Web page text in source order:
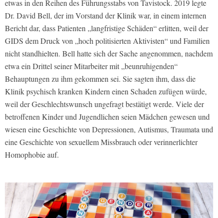
etwas in den Reihen des Führungsstabs von Tavistock. 2019 legte
Dr. David Bell, der im Vorstand der Klinik war, in einem internen
Bericht dar, dass Patienten „langfristige Schäden“ erlitten, weil der
GIDS dem Druck von „hoch politisierten Aktivisten“ und Familien
nicht standhielten. Bell hatte sich der Sache angenommen, nachdem
etwa ein Drittel seiner Mitarbeiter mit „beunruhigenden“
Behauptungen zu ihm gekommen sei. Sie sagten ihm, dass die
Klinik psychisch kranken Kindern einen Schaden zufügen würde,
weil der Geschlechtswunsch ungefragt bestätigt werde. Viele der
betroffenen Kinder und Jugendlichen seien Mädchen gewesen und
wiesen eine Geschichte von Depressionen, Autismus, Traumata und
eine Geschichte von sexuellem Missbrauch oder verinnerlichter
Homophobie auf.